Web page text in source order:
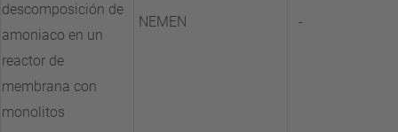
descomposición de
amoniaco en un
reactor de
membrana con
monolitos
NEMEN -